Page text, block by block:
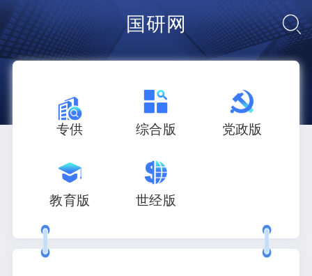
国研网
专供 综合版 党政版
教育版 世经版